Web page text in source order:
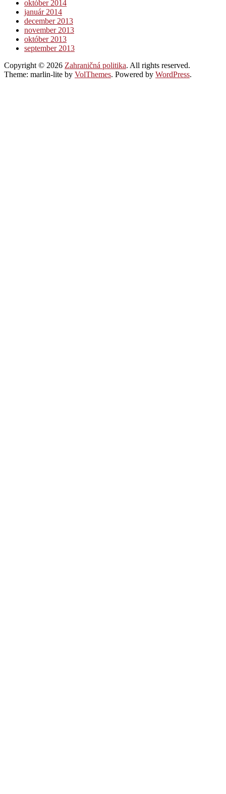
október 2014
január 2014
december 2013
november 2013
október 2013
september 2013
Copyright © 2026 Zahraničná politika. All rights reserved.
Theme: marlin-lite by VolThemes. Powered by WordPress.